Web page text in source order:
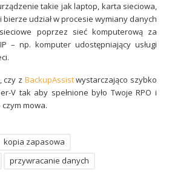
takie jak laptop, karta sieciowa,
bierze udział w procesie wymiany danych
poprzez sieć komputerową za
– np. komputer udostępniający usługi
czy z BackupAssistwystarczająco szybko
V tak aby spełnione było Twoje RPO i
czym mowa.
kopia zapasowa
przywracanie danych